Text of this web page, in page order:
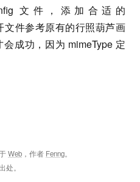
文件，添加合适的
文件参考原有的行照葫芦画
成功，因为 mimeType 定
Web ，作者 Fenng。
处。